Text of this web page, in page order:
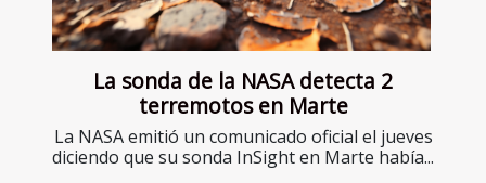
La sonda de la NASA detecta 2
terremotos en Marte
La NASA emitió un comunicado oficial el jueves
diciendo que su sonda InSight en Marte había...